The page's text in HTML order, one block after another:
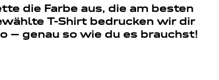
die Farbe aus, die am besten
T-Shirt bedrucken wir dir
– genau so wie du es brauchst!